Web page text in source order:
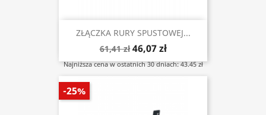
ZŁĄCZKA RURY SPUSTOWEJ...
61,41 zł 46,07 zł
Najniższa cena w ostatnich 30 dniach: 43.45 zł
-25%